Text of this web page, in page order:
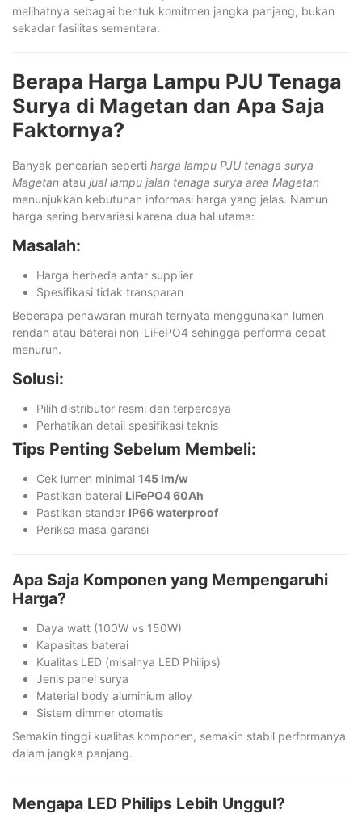
melihatnya sebagai bentuk komitmen jangka panjang, bukan
sekadar fasilitas sementara.
Berapa Harga Lampu PJU Tenaga
Surya di Magetan dan Apa Saja
Faktornya?
Banyak pencarian seperti harga lampu PJU tenaga surya
Magetan atau jual lampu jalan tenaga surya area Magetan
menunjukkan kebutuhan informasi harga yang jelas. Namun
harga sering bervariasi karena dua hal utama:
Masalah:
Harga berbeda antar supplier
Spesifikasi tidak transparan
Beberapa penawaran murah ternyata menggunakan lumen
rendah atau baterai non-LiFePO4 sehingga performa cepat
menurun.
Solusi:
Pilih distributor resmi dan terpercaya
Perhatikan detail spesifikasi teknis
Tips Penting Sebelum Membeli:
Cek lumen minimal 145 lm/w
Pastikan baterai LiFePO4 60Ah
Pastikan standar IP66 waterproof
Periksa masa garansi
Apa Saja Komponen yang Mempengaruhi
Harga?
Daya watt (100W vs 150W)
Kapasitas baterai
Kualitas LED (misalnya LED Philips)
Jenis panel surya
Material body aluminium alloy
Sistem dimmer otomatis
Semakin tinggi kualitas komponen, semakin stabil performanya
dalam jangka panjang.
Mengapa LED Philips Lebih Unggul?